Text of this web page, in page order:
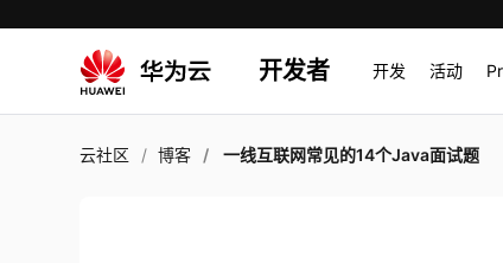
开发者 开发 活动
云社区 博客 一线互联网常见的14个Java面试题